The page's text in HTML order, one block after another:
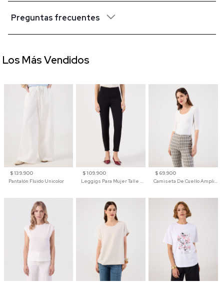
Preguntas frecuentes
$ 139.900
Pantalón Fluido Unicolor
$ 109.900
Leggigs Para Mujer Talle Alto Liso
$ 69.900
Camiseta De Cuello Amplio Y Manga 3/4 Para Mujer
Los Más Vendidos